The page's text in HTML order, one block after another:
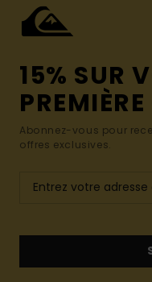
15% SUR
Abonnez-vous pour
offres exclusives.